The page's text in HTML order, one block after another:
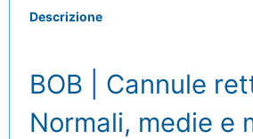
Descrizione
BOB | Cannule
Normali, medie e